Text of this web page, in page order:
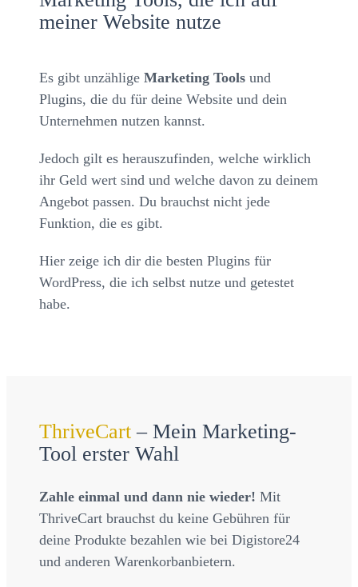
meiner Website nutze
Es gibt unzählige Marketing Tools und
Plugins, die du für deine Website und dein
Unternehmen nutzen kannst.
Jedoch gilt es herauszufinden, welche wirklich
ihr Geld wert sind und welche davon zu deinem
Angebot passen. Du brauchst nicht jede
Funktion, die es gibt.
Hier zeige ich dir die besten Plugins für
WordPress, die ich selbst nutze und getestet
habe.
ThriveCart– Mein Marketing-
Tool erster Wahl
Zahle einmal und dann nie wieder! Mit
ThriveCart brauchst du keine Gebühren für
deine Produkte bezahlen wie bei Digistore24
und anderen Warenkorbanbietern.